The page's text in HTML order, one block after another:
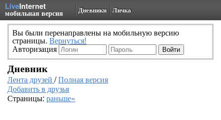
LiveInternet
мобильная версия Дневники Личка
Вы были перенаправлены на мобильную версию
страницы. Вернуться!
Авторизация
Дневник
Лента друзей /Полная версия
Добавить в друзья
Страницы: раньше»